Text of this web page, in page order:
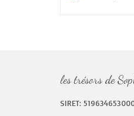
les trésors de
SIRET: